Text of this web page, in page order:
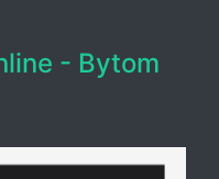
- Bytom